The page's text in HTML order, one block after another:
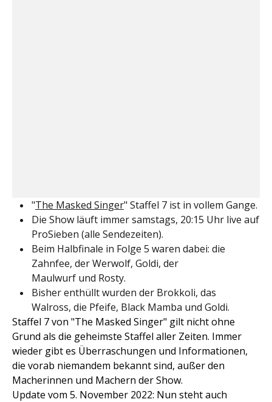
"The Masked Singer" Staffel 7 ist in vollem Gange.
Die Show läuft immer samstags, 20:15 Uhr live auf
ProSieben (alle Sendezeiten).
Beim Halbfinale in Folge 5 waren dabei: die
Zahnfee, der Werwolf, Goldi, der
Maulwurf und Rosty.
Bisher enthüllt wurden der Brokkoli, das
Walross, die Pfeife, Black Mamba und Goldi.
Staffel 7 von "The Masked Singer" gilt nicht ohne
Grund als die geheimste Staffel aller Zeiten. Immer
wieder gibt es Überraschungen und Informationen,
die vorab niemandem bekannt sind, außer den
Macherinnen und Machern der Show.
Update vom 5. November 2022: Nun steht auch